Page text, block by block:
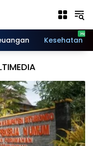
Kesehatan